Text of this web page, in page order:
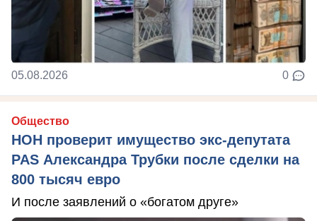
05.08.2026 0
Общество
НОН проверит имущество экс-депутата
PAS Александра Трубки после сделки на
800 тысяч евро
И после заявлений о «богатом друге»